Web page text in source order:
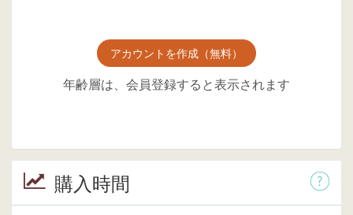
アカウントを作成（無料）
年齢層は、会員登録すると表示されます
購入時間